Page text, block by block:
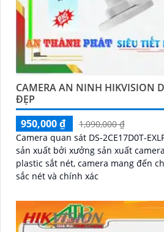
CAMERA AN NINH HIKVISION
ĐẸP
950,000 ₫
1,090,000 ₫
Camera quan sát DS-2CE17D0T-
sản xuất bởi xưởng sản xuất camera chuyên
plastic sắt nét, camera mang đến
sắc nét và chính xác